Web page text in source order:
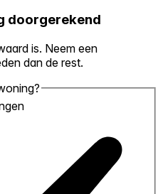
doorgerekend
is. Neem een
dan de rest.